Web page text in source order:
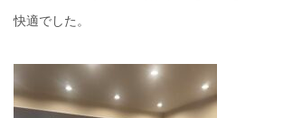
快適でした。